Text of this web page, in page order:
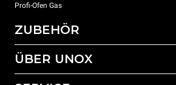
Profi-Ofen Gas
ZUBEHÖR
Gesamtes Zubehör
ÜBER UNOX